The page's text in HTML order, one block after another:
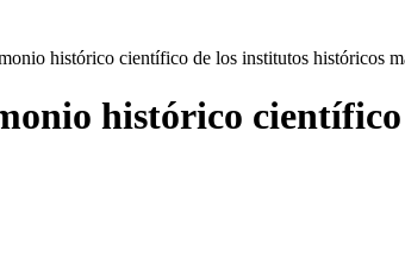
histórico científico de los institutos históricos
histórico